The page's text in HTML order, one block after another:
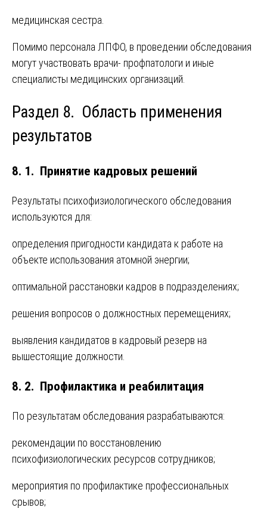
медицинская сестра.
Помимо персонала ЛПФО, в проведении обследования
могут участвовать врачи- профпатологи и иные
специалисты медицинских организаций.
Раздел 8. Область применения
результатов
8. 1. Принятие кадровых решений
Результаты психофизиологического обследования
используются для:
определения пригодности кандидата к работе на
объекте использования атомной энергии;
оптимальной расстановки кадров в подразделениях;
решения вопросов о должностных перемещениях;
выявления кандидатов в кадровый резерв на
вышестоящие должности.
8. 2. Профилактика и реабилитация
По результатам обследования разрабатываются:
рекомендации по восстановлению
психофизиологических ресурсов сотрудников;
мероприятия по профилактике профессиональных
срывов;